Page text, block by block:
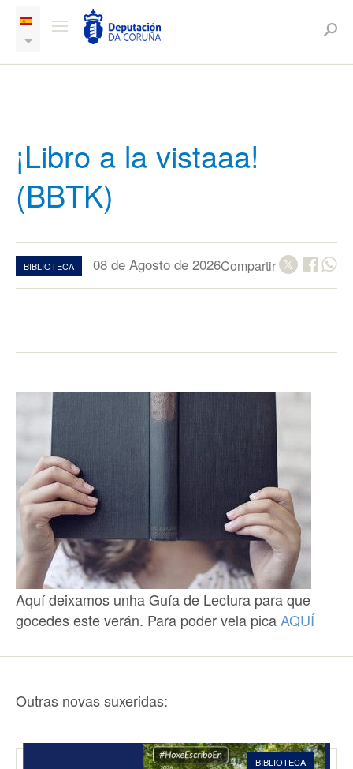
¡Libro a la vistaaa!
(BBTK)
BIBLIOTECA 08 de Agosto de 2026Compartir
Aquí deixamos unha Guía de Lectura para que
gocedes este verán. Para poder vela picaAQUÍ
Outras novas suxeridas:
BIBLIOTECA